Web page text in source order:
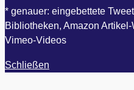
* genauer: eingebettete
Bibliotheken, Amazon
Vimeo-Videos
Schließen